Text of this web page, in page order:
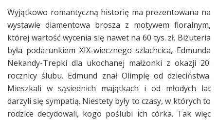
Wyjątkowo romantyczną historię ma prezentowana na
wystawie diamentowa brosza z motywem floralnym,
której wartość wycenia się nawet na 60 tys. zł. Biżuteria
była podarunkiem XIX-wiecznego szlachcica, Edmunda
Nekandy-Trepki dla ukochanej małżonki z okazji 20.
rocznicy ślubu. Edmund znał Olimpię od dzieciństwa.
Mieszkali w sąsiednich majątkach i od młodych lat
darzyli się sympatią. Niestety były to czasy, w których to
rodzice decydowali, kogo poślubi ich córka. Tak więc